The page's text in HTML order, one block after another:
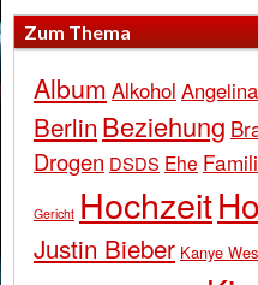
Zum Thema
Album Alkohol
Berlin Beziehung
Drogen DSDS Ehe
Gericht Hochzeit
Justin Bieber Kanye